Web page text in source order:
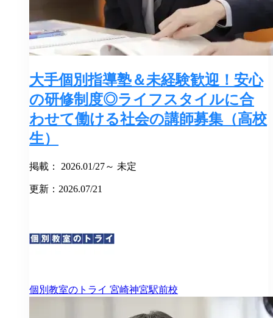
大手個別指導塾＆未経験歓迎！安心
の研修制度◎ライフスタイルに合
わせて働ける社会の講師募集（高校
生）
掲載： 2026.01/27～ 未定
更新：2026.07/21
個別教室のトライ 宮崎神宮駅前校